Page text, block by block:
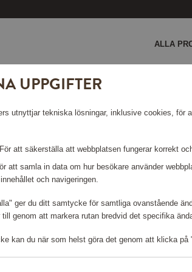
ALLA
UPPGIFTER
utnyttjar tekniska lösningar, inklusive cookies, för
att säkerställa att webbplatsen fungerar korrekt
att samla in data om hur besökare använder
och navigeringen.
ger du ditt samtycke för samtliga ovanstående
genom att markera rutan bredvid det specifika
kan du när som helst göra det genom att klicka